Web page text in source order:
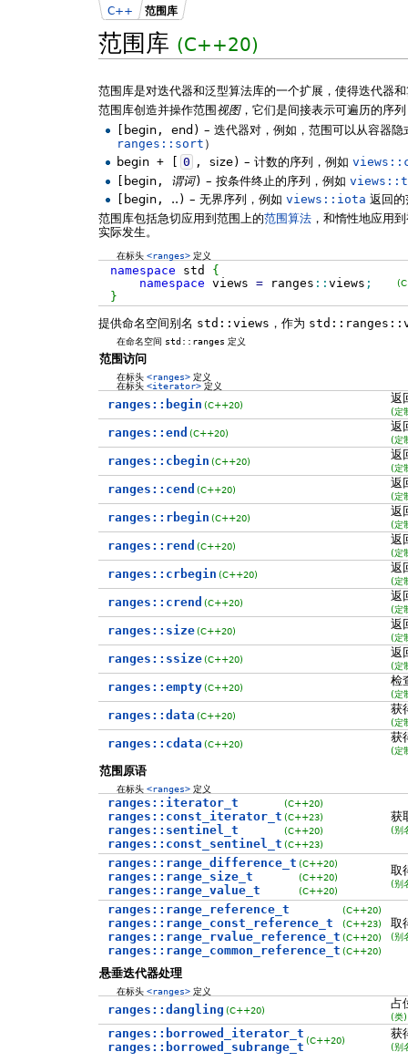
范围库 (C++20)
C++ 范围库
范围库是对迭代器和泛型算法库的一个扩展，使得迭代器
范围库创造并操作范围 视图，它们是间接表示可遍历的序
begin ,end ) – 迭代器对，例如，范围可以从容器
ranges::sort ）
begin + 0 ,size) – 计数的序列，例如
begin , 谓词) – 按条件终止的序列，例如
begin , .. ) – 无界序列，例如views::iota 返回的
范围库包括急切应用到范围上的范围算法 ，和惰性地应用
实际发生。
在标头<ranges> 定义
namespace std {
namespace views =ranges :: views ;
}
提供命名空间别名 std::views ，作为
在命名空间 std::ranges 定义
范围访问
在标头<ranges> 定义
在标头<iterator>定义
ranges::begin (C++20) 返
(定
ranges::end (C++20) 返
(定
ranges::cbegin (C++20) 返
(定
ranges::cend (C++20) 返
(定
ranges::rbegin (C++20) 返
(定
ranges::rend (C++20) 返
(定
ranges::crbegin (C++20) 返
(定
ranges::crend (C++20) 返
(定
ranges::size (C++20) 返
(定
ranges::ssize (C++20) 返
(定
ranges::empty (C++20) 检
(定
ranges::data (C++20) 获
(定
ranges::cdata (C++20) 获
(定
范围原语
在标头<ranges> 定义
ranges::iterator_t
ranges::const_iterator_t
ranges::sentinel_t
ranges::const_sentinel_t
(C++20)
(C++23)
(C++20)
(C++23)
获
(别
ranges::range_difference_t
ranges::range_size_t
ranges::range_value_t
(C++20)
(C++20)
(C++20)
取
(别
ranges::range_reference_t
ranges::range_const_reference_t
ranges::range_rvalue_reference_t
ranges::range_common_reference_t
(C++20)
(C++23)
(C++20)
(C++20)
取
(别
悬垂迭代器处理
在标头<ranges> 定义
ranges::dangling (C++20) 占
(类)
ranges::borrowed_iterator_t
ranges::borrowed_subrange_t (C++20)
获
(别